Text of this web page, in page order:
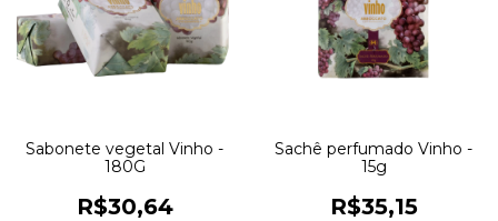
Sabonete vegetal Vinho -
180G
R$30,64
Sachê perfumado Vinho -
15g
R$35,15